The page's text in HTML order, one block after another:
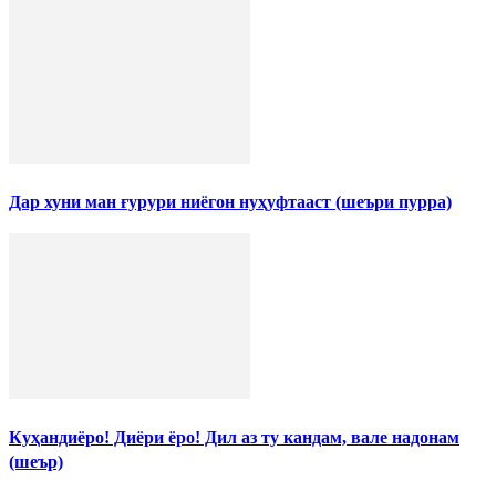
Дар хуни ман ғурури ниёгон нуҳуфтааст (шеъри пурра)
Куҳандиёро! Диёри ёро! Дил аз ту кандам, вале надонам
(шеър)